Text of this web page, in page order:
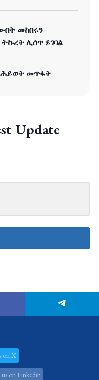
መከበሩን
ሊሰጥ ይገባል
ሕይወት መጥፋት
Update
on X
on Linkedin